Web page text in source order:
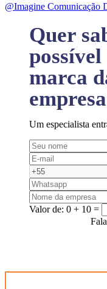
@Imagine Comunicação
Quer
marca
Um especialista
Valor de: 0 + 10 =